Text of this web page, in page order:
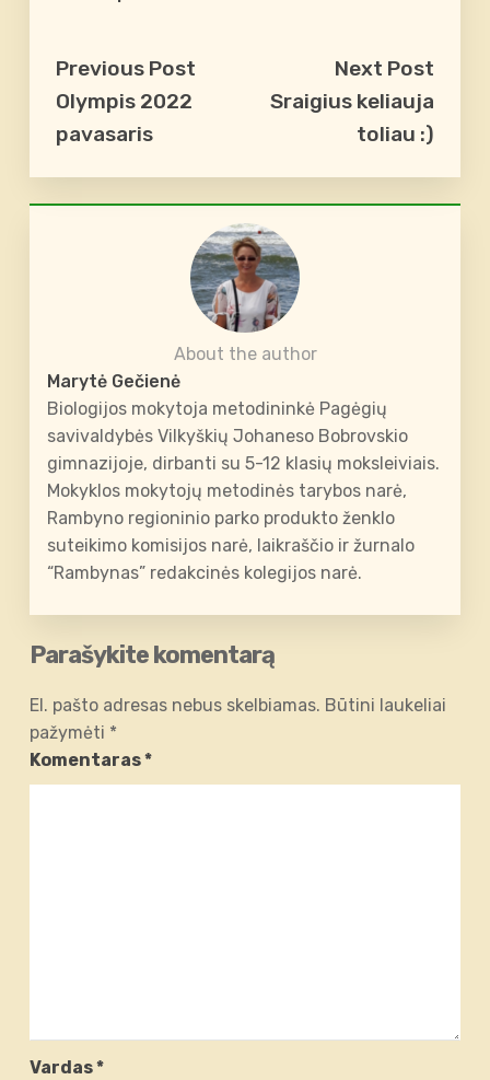
Previous Post
Olympis 2022
pavasaris
Next Post
Sraigius keliauja
toliau :)
About the author
Marytė Gečienė
Biologijos mokytoja metodininkė Pagėgių
savivaldybės Vilkyškių Johaneso Bobrovskio
gimnazijoje, dirbanti su 5-12 klasių moksleiviais.
Mokyklos mokytojų metodinės tarybos narė,
Rambyno regioninio parko produkto ženklo
suteikimo komisijos narė, laikraščio ir žurnalo
“Rambynas” redakcinės kolegijos narė.
Parašykite komentarą
El. pašto adresas nebus skelbiamas. Būtini laukeliai
pažymėti *
Komentaras*
Vardas*